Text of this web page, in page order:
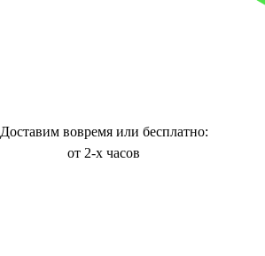
Доставим вовремя или бесплатно:
от 2-х часов